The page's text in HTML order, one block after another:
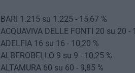
BARI 1.215 su 1.225 - 15,67 %
ACQUAVIVA DELLE FONTI 20 su 20 -
ADELFIA 16 su 16 - 10,20 %
ALBEROBELLO 9 su 9 - 10,25 %
ALTAMURA 60 su 60 - 9,85 %